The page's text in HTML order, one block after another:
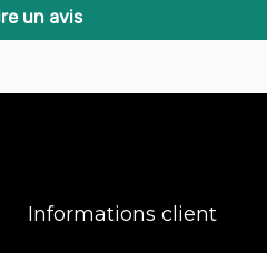
un avis
Informations client